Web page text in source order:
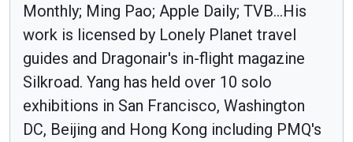
Monthly; Ming Pao; Apple Daily; TVB...His
work is licensed by Lonely Planet travel
guides and Dragonair's in-flight magazine
Silkroad. Yang has held over 10 solo
exhibitions in San Francisco, Washington
DC, Beijing and Hong Kong including PMQ's